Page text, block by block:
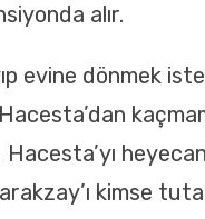
alır.
evine dönmek
kimse